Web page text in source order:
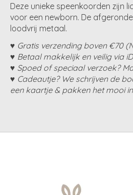
Deze unieke speenkoorden zijn
voor een newborn. De
loodvrij metaal.
♥ Gratis verzending boven €70
♥ Betaal makkelijk en veilig via
♥ Spoed of speciaal verzoek?
♥ Cadeautje? We schrijven de
een kaartje & pakken het mooi